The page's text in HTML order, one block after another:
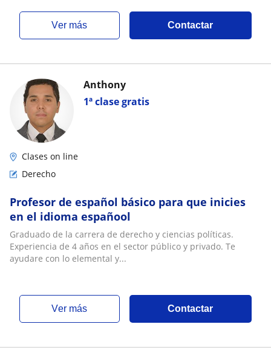
ver más Contactar
1ª clase gratis
Anthony
Clases on line
Derecho
Profesor de español básico para que inicies
en el idioma españool
Graduado de la carrera de derecho y ciencias políticas.
Experiencia de 4 años en el sector público y privado. Te
ayudare con lo elemental y...
ver más Contactar